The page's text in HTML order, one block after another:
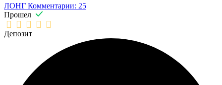
ЛОНГ Комментарии: 25
Прошел
Депозит